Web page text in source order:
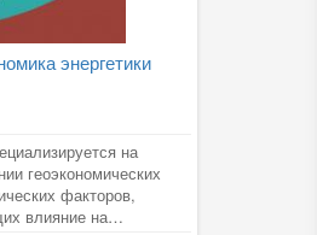
энергетики
на
геоэкономических
факторов,
влияние на